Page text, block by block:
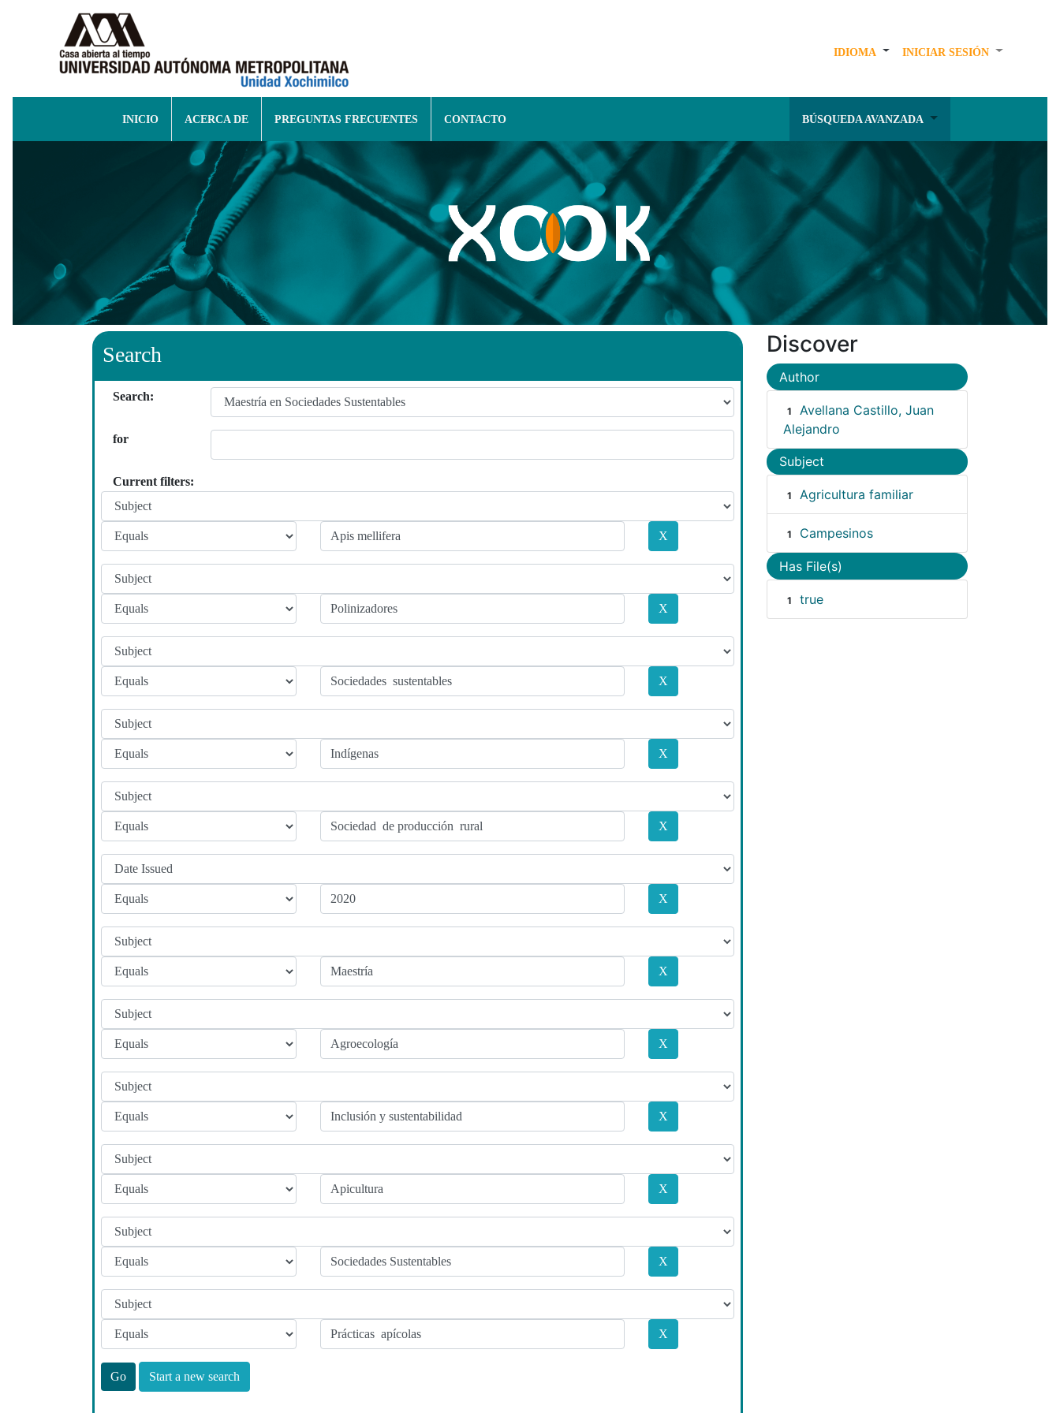
IDIOMA INICIAR SESIÓN
INICIO ACERCA DE PREGUNTAS FRECUENTES CONTACTO BÚSQUEDA AVANZADA
Search
Search:
for
Current filters:
Start a new search
Discover
Author
1
Avellana Castillo, Juan
Alejandro
Subject
1 Agricultura familiar
1 Campesinos
Has File(s)
1 true